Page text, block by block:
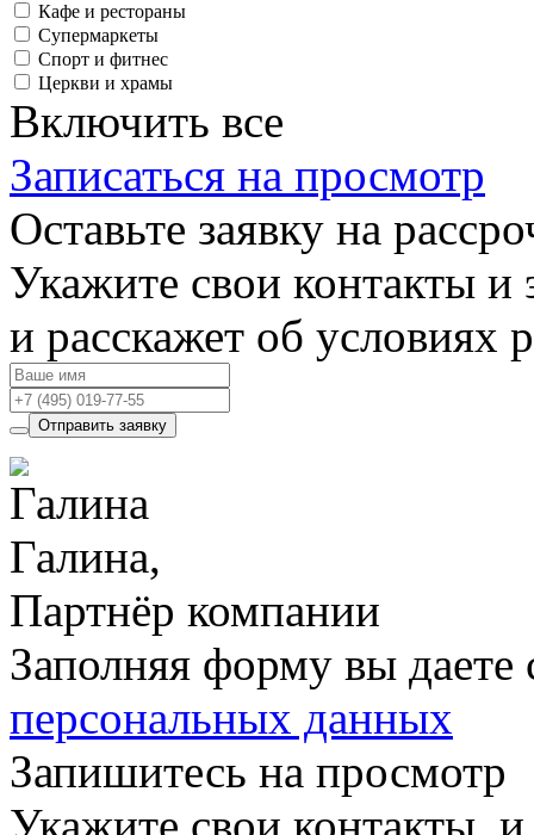
Кафе и рестораны
Супермаркеты
Спорт и фитнес
Церкви и храмы
Включить все
Записаться на просмотр
Оставьте заявку на
Укажите свои контакты и
и расскажет об условиях
Отправить заявку
Галина,
Партнёр компании
Заполняя форму вы даете
персональных данных
Запишитесь на просмотр